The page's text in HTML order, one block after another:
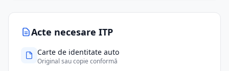
Acte necesare ITP
Carte de identitate auto
Original sau copie conformă